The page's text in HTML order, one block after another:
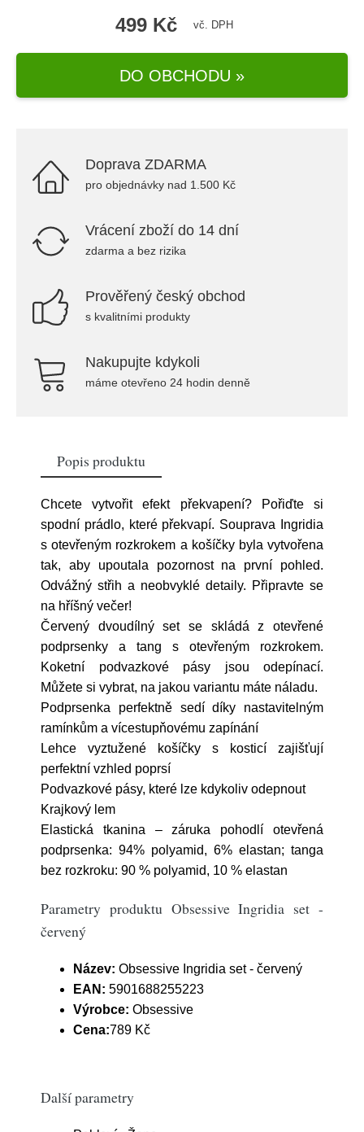
499 Kč vč. DPH
DO OBCHODU »
Doprava ZDARMA
pro objednávky nad 1.500 Kč
Vrácení zboží do 14 dní
zdarma a bez rizika
Prověřený český obchod
s kvalitními produkty
Nakupujte kdykoli
máme otevřeno 24 hodin denně
Popis produktu
Chcete vytvořit efekt překvapení? Pořiďte si
spodní prádlo, které překvapí. Souprava Ingridia
s otevřeným rozkrokem a košíčky byla vytvořena
tak, aby upoutala pozornost na první pohled.
Odvážný střih a neobvyklé detaily. Připravte se
na hříšný večer!
Červený dvoudílný set se skládá z otevřené
podprsenky a tang s otevřeným rozkrokem.
Koketní podvazkové pásy jsou odepínací.
Můžete si vybrat, na jakou variantu máte náladu.
Podprsenka perfektně sedí díky nastavitelným
ramínkům a vícestupňovému zapínání
Lehce vyztužené košíčky s kosticí zajišťují
perfektní vzhled poprsí
Podvazkové pásy, které lze kdykoliv odepnout
Krajkový lem
Elastická tkanina – záruka pohodlí otevřená
podprsenka: 94% polyamid, 6% elastan; tanga
bez rozkroku: 90 % polyamid, 10 % elastan
Parametry produktu Obsessive Ingridia set -
červený
Název: Obsessive Ingridia set - červený
EAN: 5901688255223
Výrobce: Obsessive
Cena:789 Kč
Další parametry